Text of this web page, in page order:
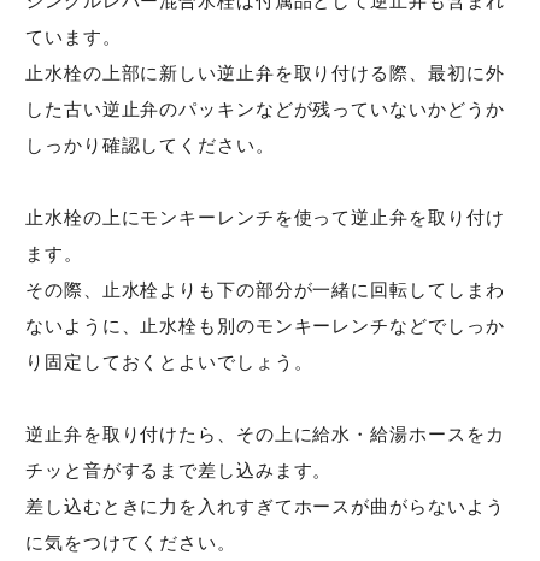
ています。
止水栓の上部に新しい逆止弁を取り付ける際、最初に外
した古い逆止弁のパッキンなどが残っていないかどうか
しっかり確認してください。
止水栓の上にモンキーレンチを使って逆止弁を取り付け
ます。
その際、止水栓よりも下の部分が一緒に回転してしまわ
ないように、止水栓も別のモンキーレンチなどでしっか
り固定しておくとよいでしょう。
逆止弁を取り付けたら、その上に給水・給湯ホースをカ
チッと音がするまで差し込みます。
差し込むときに力を入れすぎてホースが曲がらないよう
に気をつけてください。